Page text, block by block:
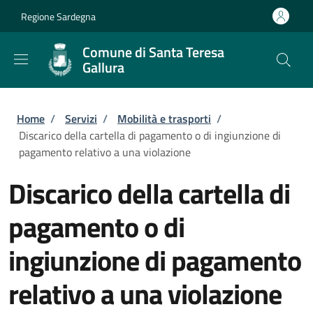
Regione Sardegna
Comune di Santa Teresa
Gallura
Briciole di pane
Home / Servizi / Mobilità e trasporti /
Discarico della cartella di pagamento o di ingiunzione di
pagamento relativo a una violazione
Discarico della cartella di
pagamento o di
ingiunzione di pagamento
relativo a una violazione